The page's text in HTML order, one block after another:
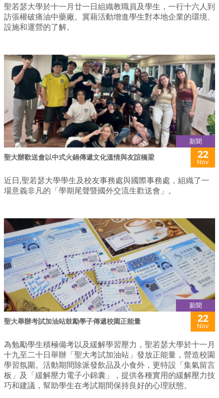
聖若瑟大學於十一月廿一日組織教職員及學生，一行十六人到
訪張權破痛油中藥廠。冀藉活動增進學生對本地企業的環境、
設施和運營的了解。
新聞
聖大辦歡送會以中式火鍋傳遞文化溫情與友誼橋梁 22
Nov
近日,聖若瑟大學學生及校友事務處與國際事務處，組織了一
場意義非凡的「學期尾聲暨國外交流生歡送會」。
新聞
聖大舉辦考試加油站鼓勵學子傳遞校園正能量 22
Nov
為勉勵學生積極備考以及緩解學習壓力，聖若瑟大學於十一月
十九至二十日舉辦「聖大考試加油站」發放正能量，營造校園
學習氛圍。活動期間除派發飲品及小食外，更特設「集氣留言
板」及「緩解壓力電子小錦囊」，提供各種實用的緩解壓力技
巧和建議，幫助學生在考試期間保持良好的心理狀態。